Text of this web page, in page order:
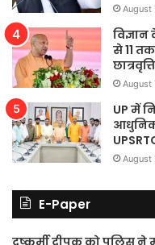
August
विज्ञान
से 11
August
UP में
August
E-Paper